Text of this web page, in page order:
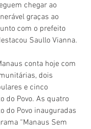
chegar ao
graças ao
com o prefeito
Saullo Vianna.
conta hoje com
dois
e cinco
do Povo. As quatro
do Povo inauguradas
“Manaus Sem